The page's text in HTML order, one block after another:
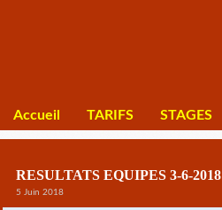
Accueil TARIFS STAGES
RESULTATS EQUIPES 3-6-2018
5 Juin 2018